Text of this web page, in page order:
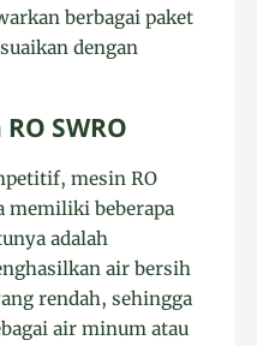
berbagai paket
dengan
SWRO
mesin RO
memiliki beberapa
adalah
air bersih
rendah, sehingga
air minum atau